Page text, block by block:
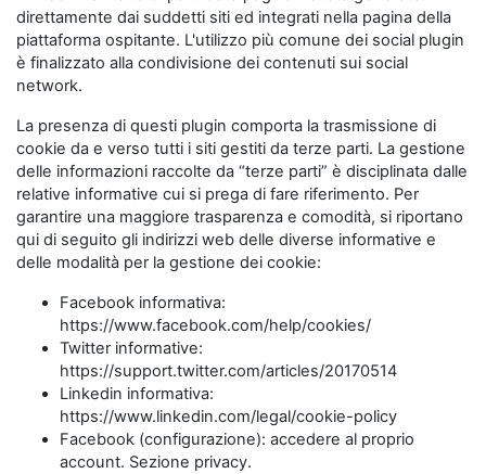
direttamente dai suddetti siti ed integrati nella pagina della
piattaforma ospitante. L'utilizzo più comune dei social plugin
è finalizzato alla condivisione dei contenuti sui social
network.
La presenza di questi plugin comporta la trasmissione di
cookie da e verso tutti i siti gestiti da terze parti. La gestione
delle informazioni raccolte da “terze parti” è disciplinata dalle
relative informative cui si prega di fare riferimento. Per
garantire una maggiore trasparenza e comodità, si riportano
qui di seguito gli indirizzi web delle diverse informative e
delle modalità per la gestione dei cookie:
Facebook informativa:
https://www.facebook.com/help/cookies/
Twitter informative:
https://support.twitter.com/articles/20170514
Linkedin informativa:
https://www.linkedin.com/legal/cookie-policy
Facebook (configurazione): accedere al proprio
account. Sezione privacy.